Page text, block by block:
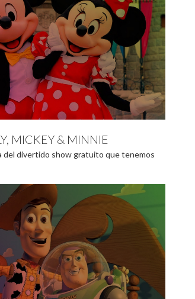
MICKEY & MINNIE
del divertido show gratuito que tenemos